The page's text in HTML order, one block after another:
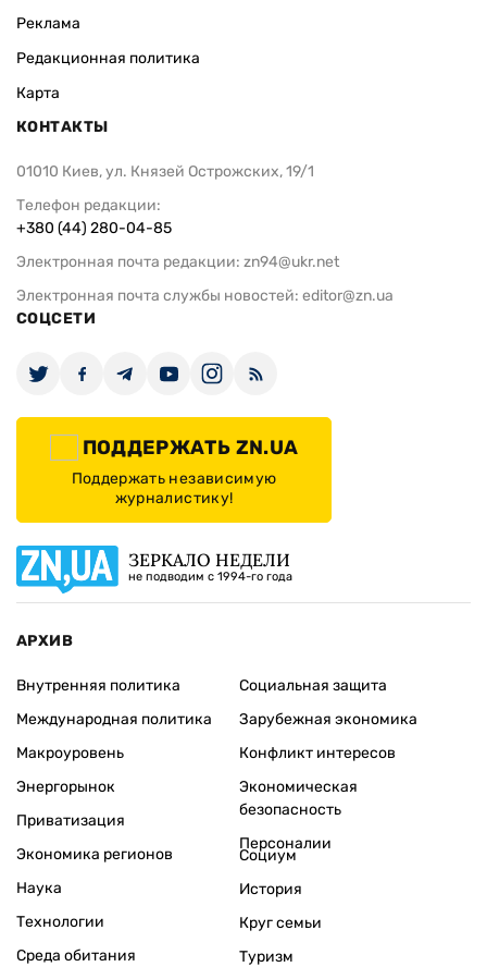
Реклама
Редакционная политика
Карта
КОНТАКТЫ
01010 Киев, ул. Князей Острожских, 19/1
Телефон редакции:
+380 (44) 280-04-85
Электронная почта редакции: zn94@ukr.net
Электронная почта службы новостей: editor@zn.ua
СОЦСЕТИ
ПОДДЕРЖАТЬ ZN.UA
Поддержать независимую
журналистику!
ЗЕРКАЛО НЕДЕЛИ
не подводим с 1994-го года
АРХИВ
Внутренняя политика
Международная политика
Макроуровень
Энергорынок
Приватизация
Экономика регионов
Социальная защита
Зарубежная экономика
Конфликт интересов
Экономическая
безопасность
Персоналии
Наука
Технологии
Среда обитания
Социум
История
Круг семьи
Туризм